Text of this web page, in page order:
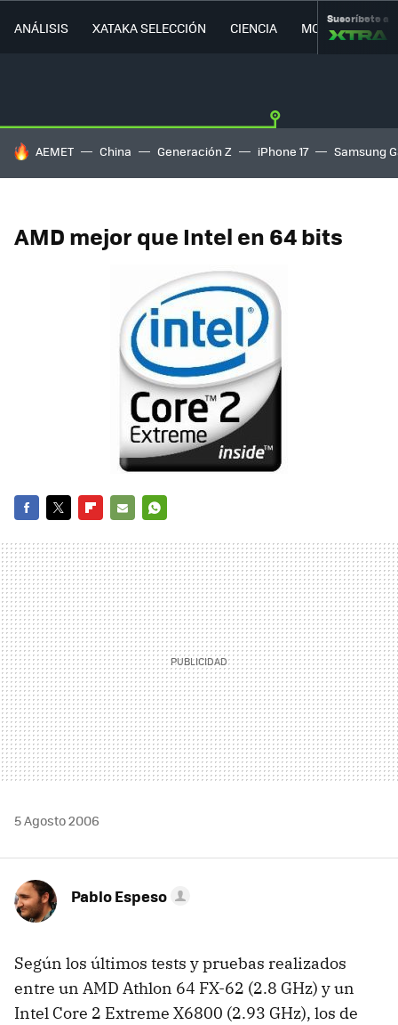
ANÁLISIS XATAKA SELECCIÓN CIENCIA MOVILIDAD
Suscríbete a
HOY SE HABLA DE
AEMET China Generación Z iPhone 17 Samsung
AMD mejor que Intel en 64 bits
MAIL
5 Agosto 2006
Pablo Espeso
Según los últimos tests y pruebas realizados
entre un AMD Athlon 64 FX-62 (2.8 GHz) y un
Intel Core 2 Extreme X6800 (2.93 GHz), los de